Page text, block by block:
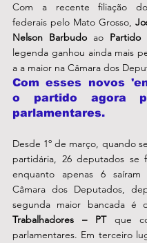
Com a recente filiação
federais pelo Mato Grosso,
Nelson Barbudo ao Partido
legenda ganhou ainda mais
a a maior na Câmara dos
Com esses novos
o partido agora
parlamentares.
Desde 1º de março, quando
partidária, 26 deputados se
enquanto apenas 6
Câmara dos Deputados,
segunda maior bancada é
Trabalhadores – PT que
parlamentares. Em terceiro